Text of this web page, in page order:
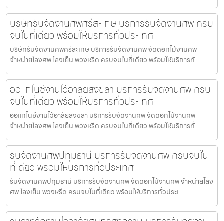
บริษัทรับจัดงานศพศรีสะเกษ บริการรับจัดงานศพ ครบ
จบในที่เดียว พร้อมให้บริการทั่วประเทศ
บริษัทรับจัดงานศพศรีสะเกษ บริการรับจัดงานศพ จัดดอกไม้งานศพ
จำหน่ายโลงศพ โลงเย็น พวงหรีด ครบจบในที่เดียว พร้อมให้บริการทั
ออแกไนซ์งานไว้อาลัยสงขลา บริการรับจัดงานศพ ครบ
จบในที่เดียว พร้อมให้บริการทั่วประเทศ
ออแกไนซ์งานไว้อาลัยสงขลา บริการรับจัดงานศพ จัดดอกไม้งานศพ
จำหน่ายโลงศพ โลงเย็น พวงหรีด ครบจบในที่เดียว พร้อมให้บริการทั่
รับจัดงานศพปทุมธานี บริการรับจัดงานศพ ครบจบใน
ที่เดียว พร้อมให้บริการทั่วประเทศ
รับจัดงานศพปทุมธานี บริการรับจัดงานศพ จัดดอกไม้งานศพ จำหน่ายโลง
ศพ โลงเย็น พวงหรีด ครบจบในที่เดียว พร้อมให้บริการทั่วประเ